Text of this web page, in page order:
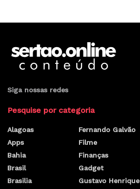
Siga nossas redes
Pesquise por categoria
Alagoas
Apps
Bahia
Brasil
Brasilia
Fernando Galvão
Filme
Finanças
Gadget
Gustavo Henrique